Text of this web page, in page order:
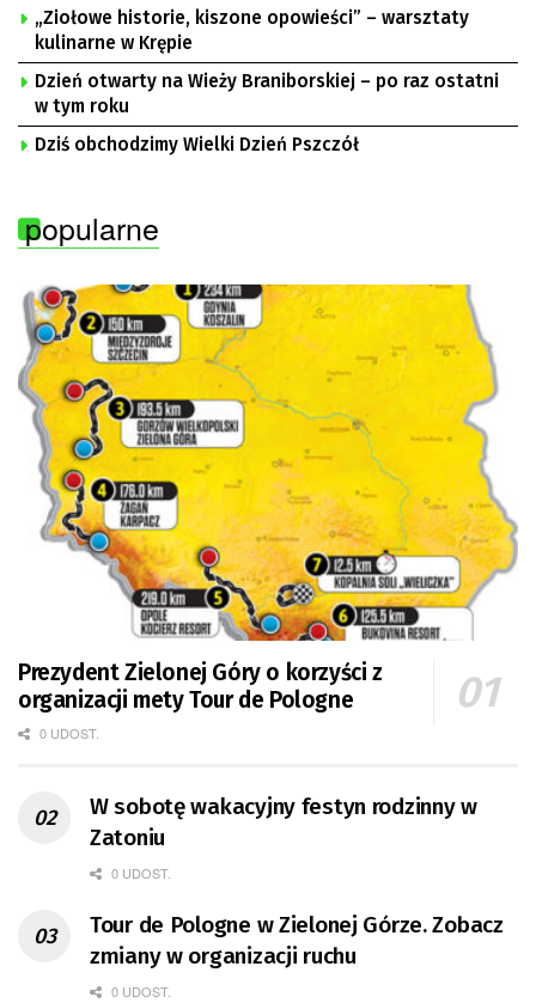
„Ziołowe historie, kiszone opowieści” – warsztaty
kulinarne w Krępie
Dzień otwarty na Wieży Braniborskiej – po raz ostatni
w tym roku
Dziś obchodzimy Wielki Dzień Pszczół
popularne
Prezydent Zielonej Góry o korzyści z
organizacji mety Tour de Pologne
0 UDOST.
W sobotę wakacyjny festyn rodzinny w
Zatoniu
0 UDOST.
Tour de Pologne w Zielonej Górze. Zobacz
zmiany w organizacji ruchu
0 UDOST.